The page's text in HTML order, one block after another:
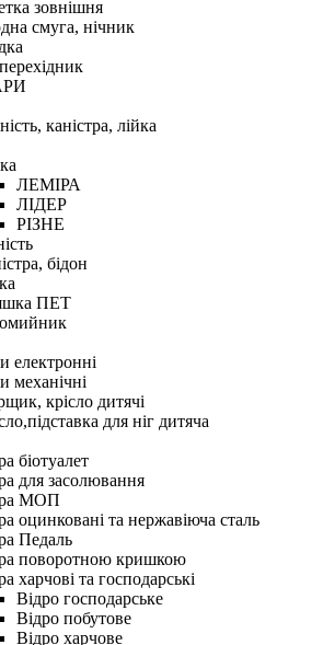
зовнішня
смуга, нічник
каністра, лійка
ЛЕМІРА
ЛІДЕР
РІЗНЕ
бідон
ПЕТ
електронні
механічні
крісло дитячі
для ніг дитяча
біотуалет
для засолювання
МОП
оцинковані та нержавіюча сталь
Педаль
поворотною кришкою
харчові та господарські
Відро господарське
Відро побутове
Відро харчове